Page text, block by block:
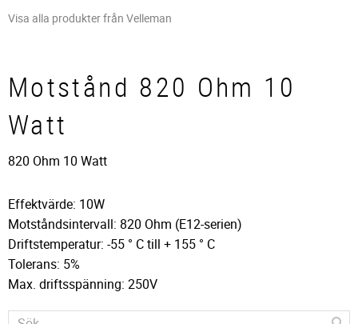
Visa alla produkter från Velleman
Motstånd 820 Ohm 10
Watt
820 Ohm 10 Watt
Effektvärde: 10W
Motståndsintervall: 820 Ohm (E12-serien)
Driftstemperatur: -55 ° C till + 155 ° C
Tolerans: 5%
Max. driftsspänning: 250V